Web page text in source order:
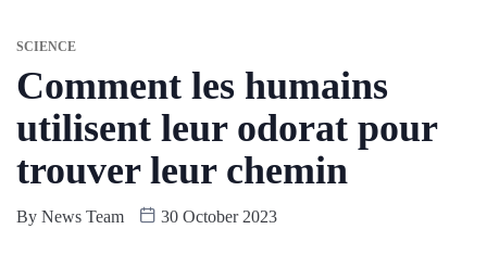
SCIENCE
Comment les humains
utilisent leur odorat pour
trouver leur chemin
By News Team 30 October 2023